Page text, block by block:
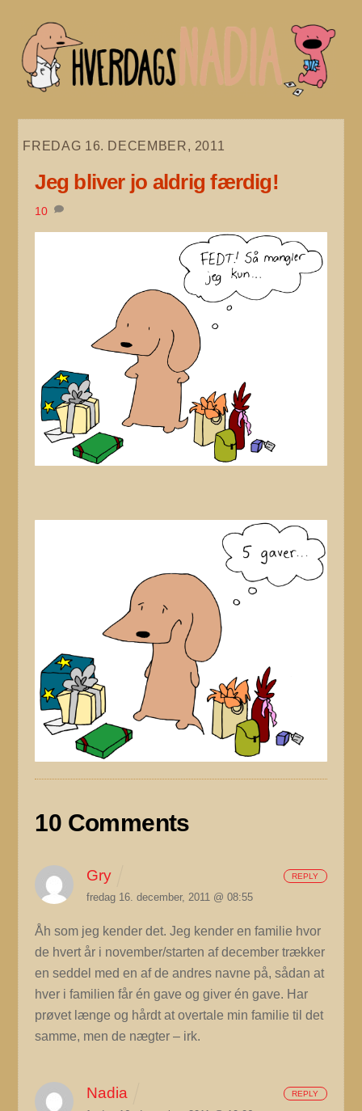
content
FREDAG 16. DECEMBER, 2011
Jeg bliver jo aldrig færdig!
10
10 Comments
Gry
fredag 16. december, 2011 @ 08:55
Åh som jeg kender det. Jeg kender en familie hvor
de hvert år i november/starten af december trækker
en seddel med en af de andres navne på, sådan at
hver i familien får én gave og giver én gave. Har
prøvet længe og hårdt at overtale min familie til det
samme, men de nægter – irk.
REPLY
Nadia REPLY